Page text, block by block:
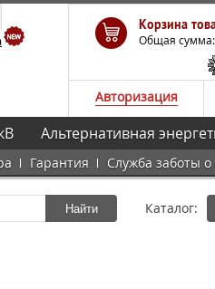
Корзина
Общая сумма:
Авторизация
Гарантия Служба заботы о
Альтернативная
Найти Каталог: